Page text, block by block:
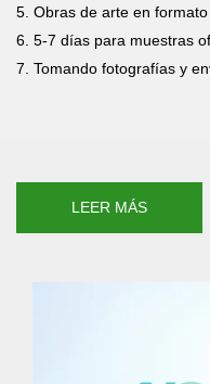
5. Obras de arte en
6. 5-7 días para muestras
7. Tomando fotografías y
LEER MÁS